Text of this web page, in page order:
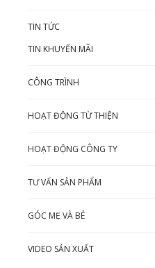
TIN TỨC
TIN KHUYẾN MÃI
CÔNG TRÌNH
HOẠT ĐỘNG TỪ THIỆN
HOẠT ĐỘNG CÔNG TY
TƯ VẤN SẢN PHẨM
GÓC MẸ VÀ BÉ
VIDEO SẢN XUẤT